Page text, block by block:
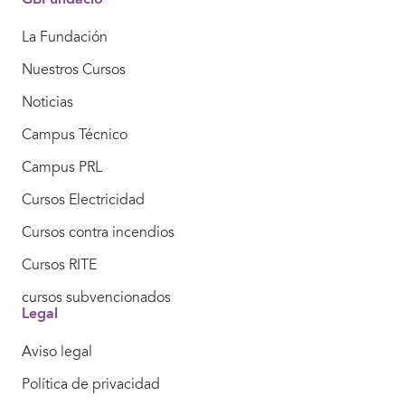
La Fundación
Nuestros Cursos
Noticias
Campus Técnico
Campus PRL
Cursos Electricidad
Cursos contra incendios
Cursos RITE
cursos subvencionados
Legal
Aviso legal
Política de privacidad